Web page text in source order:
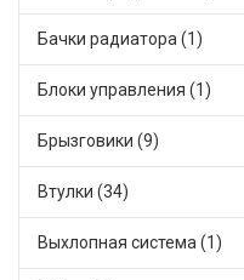
Бачки радиатора (1)
Блоки управления (1)
Брызговики (9)
Втулки (34)
Выхлопная система (1)